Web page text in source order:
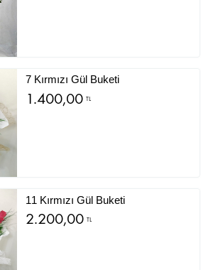
7 Kırmızı Gül Buketi
1.400,00 TL
11 Kırmızı Gül Buketi
2.200,00 TL